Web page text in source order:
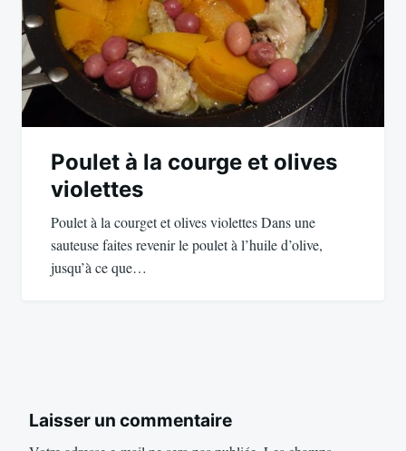
Poulet à la courge et olives
violettes
Poulet à la courget et olives violettes Dans une
sauteuse faites revenir le poulet à l’huile d’olive,
jusqu’à ce que…
Laisser un commentaire